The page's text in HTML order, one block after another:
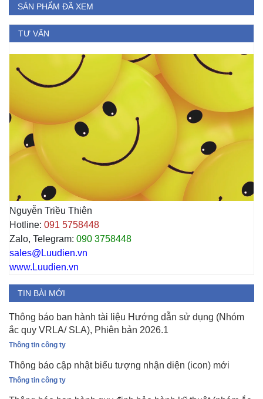
SẢN PHẨM ĐÃ XEM
TƯ VẤN
Nguyễn Triều Thiên
Hotline: 091 5758448
Zalo, Telegram: 090 3758448
sales@Luudien.vn
www.Luudien.vn
TIN BÀI MỚI
Thông báo ban hành tài liệu Hướng dẫn sử dụng (Nhóm
ắc quy VRLA/ SLA), Phiên bản 2026.1
Thông tin công ty
Thông báo cập nhật biểu tượng nhận diện (icon) mới
Thông tin công ty